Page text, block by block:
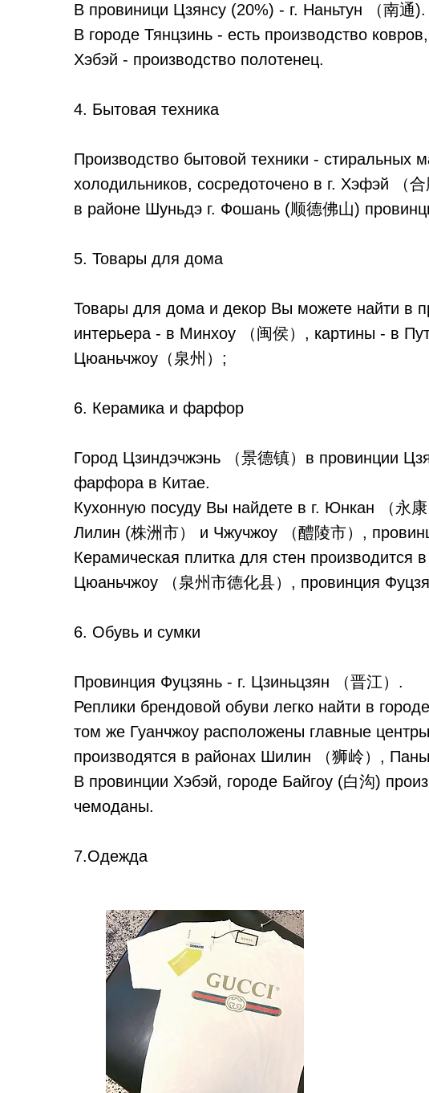
В провиници Цзянсу (20%) - г. Наньтун （南通).
В городе Тянцзинь - есть производство
Хэбэй - производство полотенец.
4. Бытовая техника
Производство бытовой техники - стиральных
холодильников, сосредоточено в г. Хэфэй （
в районе Шуньдэ г. Фошань (顺德佛山)
5. Товары для дома
Товары для дома и декор Вы можете найти в
интерьера - в Минхоу （闽侯）, картины - в
Цюаньчжоу（泉州）;
6. Керамика и фарфор
Город Цзиндэчжэнь （景德镇）в провинции
фарфора в Китае.
Кухонную посуду Вы найдете в г. Юнкан （永
Лилин (株洲市） и Чжучжоу （醴陵市）,
Керамическая плитка для стен производится
Цюаньчжоу （泉州市德化县）, провинция
6. Обувь и сумки
Провинция Фуцзянь - г. Цзиньцзян （晋江）.
Реплики брендовой обуви легко найти в
том же Гуанчжоу расположены главные
производятся в районах Шилин （狮岭）,
В провинции Хэбэй, городе Байгоу (白沟)
чемоданы.
7.Одежда